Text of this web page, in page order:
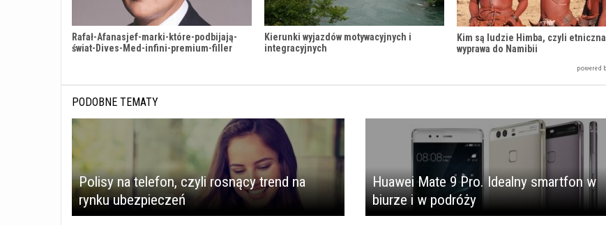
Rafał-Afanasjef-marki-które-podbijają-
świat-Dives-Med-infini-premium-filler
Kierunki wyjazdów motywacyjnych i
integracyjnych
Kim są ludzie Himba, czyli etniczna
wyprawa do Namibii
PODOBNE TEMATY
Polisy na telefon, czyli rosnący trend na
rynku ubezpieczeń
Huawei Mate 9 Pro. Idealny smartfon w
biurze i w podróży